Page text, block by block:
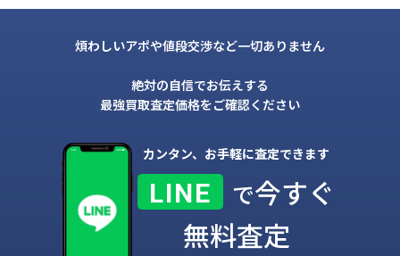
煩わしいアポや値段交渉など一切ありません
絶対の自信でお伝えする
最強買取査定価格をご確認ください
カンタン、お手軽に査定できます
LINE で今すぐ
無料査定